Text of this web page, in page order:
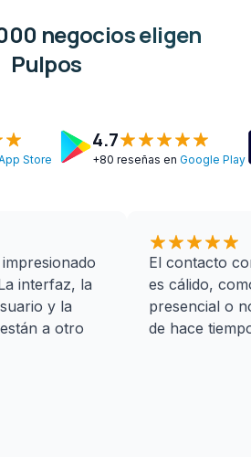
negocios eligen
Pulpos
reseñas enGoogle Play
Store
4.7
+80 reseñas en Google Play
interfaz, la
y la
a otro
El contacto
es cálido,
presencial o
de hace